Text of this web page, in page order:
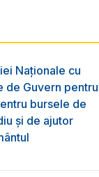
Naționale cu
de Guvern pentru
bursele de
și de ajutor